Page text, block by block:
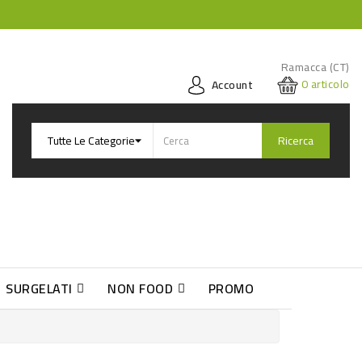
Ramacca (CT)
Account
0articolo
Ricerca
SURGELATI NON FOOD PROMO